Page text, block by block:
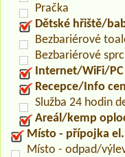
Pračka
Dětské hřiště/
Bezbariérové
Bezbariérové
Internet/WiFi/PC
Recepce/Info
Služba 24 hodin
Areál/kemp
Místo - přípojka
Místo - odpad/